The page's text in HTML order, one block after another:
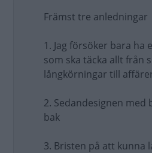
Främst tre anledningar
1. Jag försöker bara ha
som ska täcka allt från
långkörningar till
2. Sedandesignen med
bak
3. Bristen på att kunna